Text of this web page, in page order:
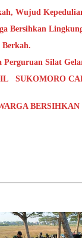
Wujud
Bersihkan
Perguruan Silat
SUKOMORO